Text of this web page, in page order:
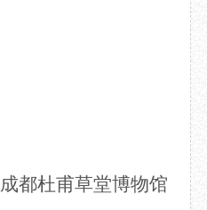
成都杜甫草堂博物馆